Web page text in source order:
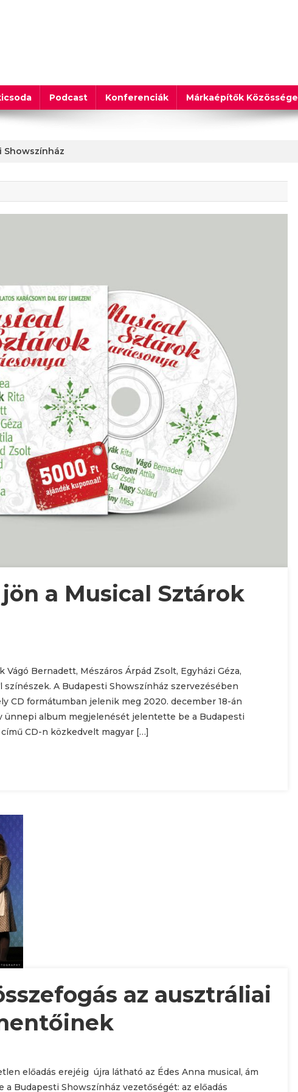
Podcast Konferenciák Márkaépítők Közössége
Showszínház
a Musical Sztárok
Bernadett, Mészáros Árpád Zsolt, Egyházi Géza,
A Budapesti Showszínház szervezésében
CD formátumban jelenik meg 2020. december 18-án
ünnepi album megjelenését jelentette be a Budapesti
című CD-n közkedvelt magyar […]
az ausztráliai
előadás erejéig újra látható az Édes Anna musical, ám
Budapesti Showszínház vezetőségét: az előadás